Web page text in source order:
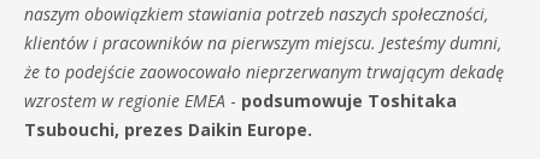
naszym obowiązkiem stawiania potrzeb naszych społeczności,
klientów i pracowników na pierwszym miejscu. Jesteśmy dumni,
że to podejście zaowocowało nieprzerwanym trwającym dekadę
wzrostem w regionie EMEA - podsumowuje Toshitaka
Tsubouchi, prezes Daikin Europe.